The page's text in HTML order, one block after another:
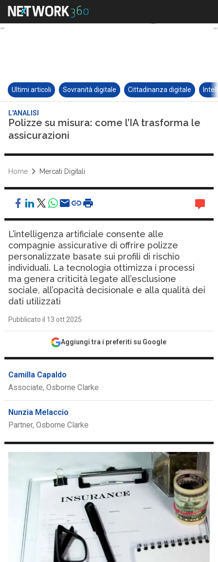
Ultimi articoli Sovranità digitale Cittadinanza digitale
L'ANALISI
Polizze su misura: come l’IA trasforma le
assicurazioni
Home Mercati Digitali
L’intelligenza artificiale consente alle
compagnie assicurative di offrire polizze
personalizzate basate sui profili di rischio
individuali. La tecnologia ottimizza i processi
ma genera criticità legate all’esclusione
sociale, all’opacità decisionale e alla qualità dei
dati utilizzati
Pubblicato il 13 ott 2025
Aggiungi tra i preferiti su Google
Camilla Capaldo
Associate, Osborne Clarke
Nunzia Melaccio
Partner, Osborne Clarke